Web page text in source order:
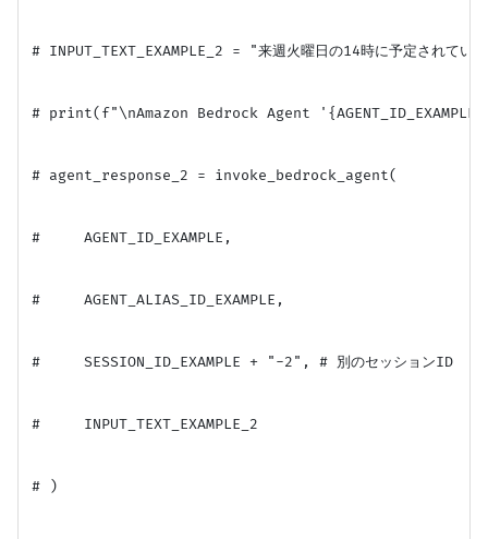
# INPUT_TEXT_EXAMPLE_2 = "来週火曜日の14時に予定されてい
# print(f"\nAmazon Bedrock Agent
# agent_response_2 = invoke_bedrock_agent(
#     AGENT_ID_EXAMPLE,
#     AGENT_ALIAS_ID_EXAMPLE,
#     SESSION_ID_EXAMPLE + "-2", # 別のセッションID
#     INPUT_TEXT_EXAMPLE_2
# )